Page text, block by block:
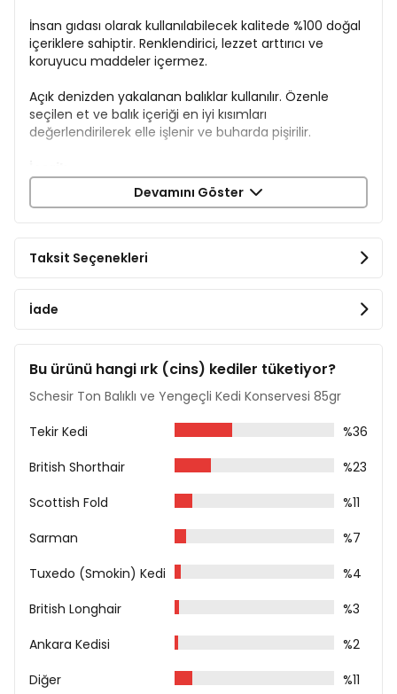
İnsan gıdası olarak kullanılabilecek kalitede %100 doğal
içeriklere sahiptir. Renklendirici, lezzet arttırıcı ve
koruyucu maddeler içermez.
Açık denizden yakalanan balıklar kullanılır. Özenle
seçilen et ve balık içeriği en iyi kısımları
değerlendirilerek elle işlenir ve buharda pişirilir.
Ton Balığı %51
Pirinç %1,5
Mineraller
Analiz Tablosu
Ham Kül %1
Ham Lif %0,5
Nem %82
Devamını Göster
Taksit Seçenekleri
İade
Bu ürünü hangi ırk (cins) kediler tüketiyor?
Schesir Ton Balıklı ve Yengeçli Kedi Konservesi 85gr
Tekir Kedi
%36
British Shorthair
%23
Scottish Fold
%11
Sarman
%7
Tuxedo (Smokin) Kedi
%4
British Longhair
%3
Ankara Kedisi
%2
Diğer
%11